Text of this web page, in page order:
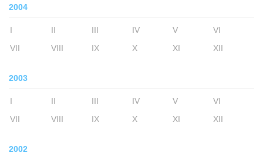
2004
I II III IV V
VI
VII
VIII IX X XI XII
2003
I II III IV V
VI
VII
VIII IX X XI XII
2002